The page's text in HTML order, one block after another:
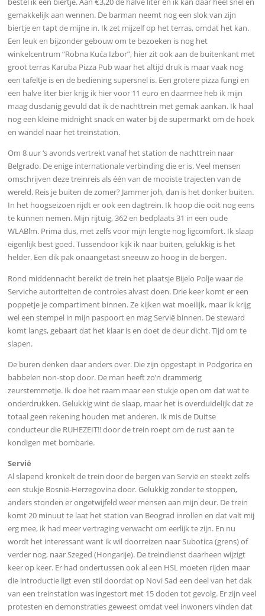
gemakkelijk aan wennen. De barman neemt nog een slok van zijn
biertje en tapt de mijne in. Ik zet mijzelf op het terras, omdat het kan.
Een leuk en bijzonder gebouw om te bezoeken is nog het
winkelcentrum “Robna Kuća Izbor”, hier zit ook aan de buitenkant met
groot terras Karuba Pizza Pub waar het altijd druk is maar vaak nog
een tafeltje is en de bediening supersnel is. Een grotere pizza fungi en
een halve liter bier krijg ik hier voor 11 euro en daarmee heb ik mijn
maag dusdanig gevuld dat ik de nachttrein met gemak aankan. Ik haal
nog een kleine midnight snack en water bij de supermarkt om de hoek
en wandel naar het treinstation.
Om 8 uur ‘s avonds vertrekt vanaf het station de nachttrein naar
Belgrado. De enige internationale verbinding die er is. Veel mensen
omschrijven deze treinreis als één van de mooiste trajecten van de
wereld. Reis je buiten de zomer? Jammer joh, dan is het donker buiten.
In het hoogseizoen rijdt er ook een dagtrein. Ik hoop die ooit nog eens
te kunnen nemen. Mijn rijtuig, 362 en bedplaats 31 in een oude
WLABlm. Prima dus, met zelfs voor mijn lengte nog ligcomfort. Ik slaap
eigenlijk best goed. Tussendoor kijk ik naar buiten, gelukkig is het
helder. Een dik pak onaangetast sneeuw zo hoog in de bergen.
Rond middennacht bereikt de trein het plaatsje Bijelo Polje waar de
Serviche autoriteiten de controles alvast doen. Drie keer komt er een
poppetje je compartiment binnen. Ze kijken wat moeilijk, maar ik krijg
wel een stempel in mijn paspoort en mag Servië binnen. De steward
komt langs, gebaart dat het klaar is en doet de deur dicht.Tijd om te
slapen.
De buren denken daar anders over. Die zijn opgestapt in Podgorica en
babbelen non-stop door. De man heeft zo’n drammerig
zeurstemmetje. Ik doe het raam maar een stukje open om dat wat te
onderdrukken. Gelukkig wint de slaap, maar het is overduidelijk dat ze
totaal geen rekening houden met anderen. Ik mis de Duitse
conducteur die RUHEZEIT!! door de trein roept om de rust aan te
kondigen met bombarie.
Servië
Al slapend kronkelt de trein door de bergen van Servië en steekt zelfs
een stukje Bosnië-Herzegovina door. Gelukkig zonder te stoppen,
anders stonden er ongetwijfeld weer mensen aan mijn deur. De trein
komt 20 minuut te laat het station van Beograd inrollen en dat valt mij
erg mee, ik had meer vertraging verwacht om eerlijk te zijn. En nu
wordt het interessant want ik wil doorreizen naar Subotica (grens) of
verder nog, naar Szeged (Hongarije). De treindienst daarheen wijzigt
keer op keer. Er had ondertussen ook al een HSL moeten rijden maar
die introductie ligt even stil doordat op Novi Sad een deel van het dak
van een treinstation was ingestort met 15 doden tot gevolg. Er zijn veel
protesten en demonstraties geweest omdat veel inwoners vinden dat